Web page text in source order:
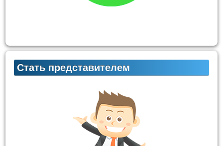
Стать представителем